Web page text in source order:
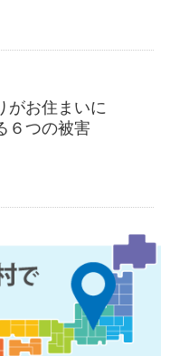
がお住まいに
６つの被害